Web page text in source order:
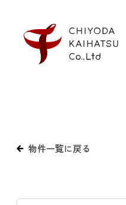
物件一覧に戻る